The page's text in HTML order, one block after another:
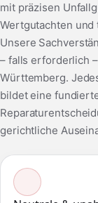
mit präzisen
Wertgutachten
Unsere
– falls erforderlich
Württemberg.
bildet eine
gerichtliche